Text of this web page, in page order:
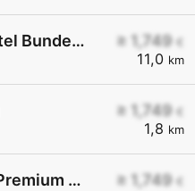
≥ 1,749 €
11,0 km
OMV - Neuberg Lahnsattel Bundesstraße
≥ 1,749 €
1,8 km
≥ 1,749 €
Lurger Rettenegg - Nur Premium Diesel+ Euro Super 95